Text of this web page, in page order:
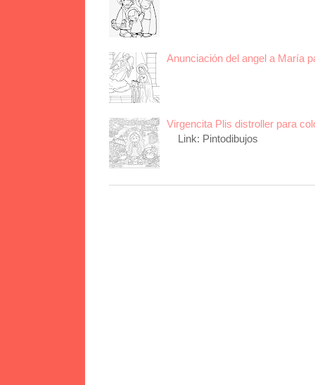
Anunciación del angel a María
Virgencita Plis distroller para
Link: Pintodibujos